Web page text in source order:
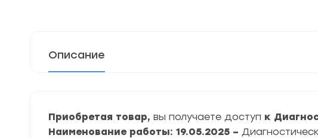
Описание
Приобретая товар, вы получаете доступ к
Наименование работы: 19.05.2025 –